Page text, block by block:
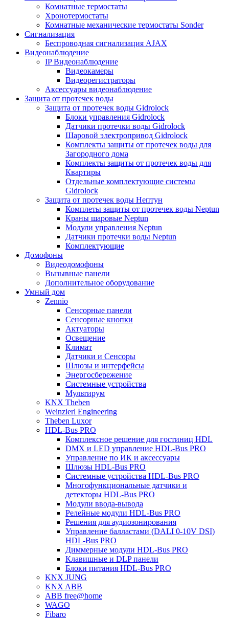
Комнатные термостаты
Хронотермостаты
Комнатные механические термостаты Sonder
Сигнализация
Беспроводная сигнализация AJAX
Видеонаблюдение
IP Видеонаблюдение
Видеокамеры
Видеорегистраторы
Аксессуары видеонаблюдение
Защита от протечек воды
Защита от протечек воды Gidrolock
Блоки управления Gidrolock
Датчики протечки воды Gidrolock
Шаровой электропривод Gidrolock
Комплекты защиты от протечек воды для
Загородного дома
Комплекты защиты от протечек воды для
Квартиры
Отдельные комплектующие системы
Gidrolock
Защита от протечек воды Нептун
Комплеты защиты от протечек воды Neptun
Краны шаровые Neptun
Модули управления Neptun
Датчики протечки воды Neptun
Комплектующие
Домофоны
Видеодомофоны
Вызывные панели
Дополнительное оборудование
Умный дом
Zennio
Сенсорные панели
Сенсорные кнопки
Актуаторы
Освещение
Климат
Датчики и Сенсоры
Шлюзы и интерфейсы
Энергосбережение
Системные устройства
Мультирум
KNX Theben
Weinzierl Engineering
Theben Luxor
HDL-Bus PRO
Комплексное решение для гостиниц HDL
DMX и LED управление HDL-Bus PRO
Управление по ИК и аксессуары
Шлюзы HDL-Bus PRO
Системные устройства HDL-Bus PRO
Многофункциональные датчики и
детекторы HDL-Bus PRO
Модули ввода-вывода
Релейные модули HDL-Bus PRO
Решения для аудиозонирования
Управление балластами (DALI 0-10V DSI)
HDL-Bus PRO
Диммерные модули HDL-Bus PRO
Клавишные и DLP панели
Блоки питания HDL-Bus PRO
KNX JUNG
KNX ABB
ABB free@home
WAGO
Fibaro